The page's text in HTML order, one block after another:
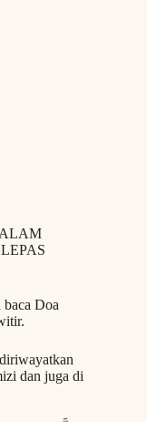
Doa
dan juga di